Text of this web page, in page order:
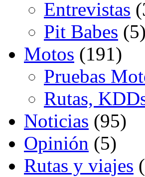
Entrevistas
Pit Babes (5)
Motos (191)
Pruebas
Rutas,
Noticias (95)
Opinión (5)
Rutas y viajes